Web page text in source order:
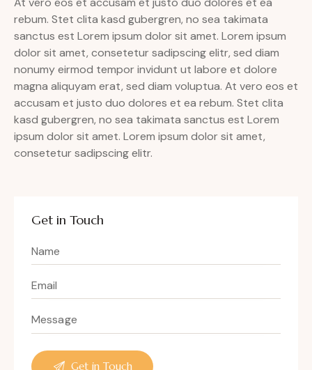
rebum. Stet clita kasd gubergren, no sea takimata
sanctus est Lorem ipsum dolor sit amet. Lorem ipsum
dolor sit amet, consetetur sadipscing elitr, sed diam
nonumy eirmod tempor invidunt ut labore et dolore
magna aliquyam erat, sed diam voluptua. At vero eos et
accusam et justo duo dolores et ea rebum. Stet clita
kasd gubergren, no sea takimata sanctus est Lorem
ipsum dolor sit amet. Lorem ipsum dolor sit amet,
consetetur sadipscing elitr.
Get in Touch